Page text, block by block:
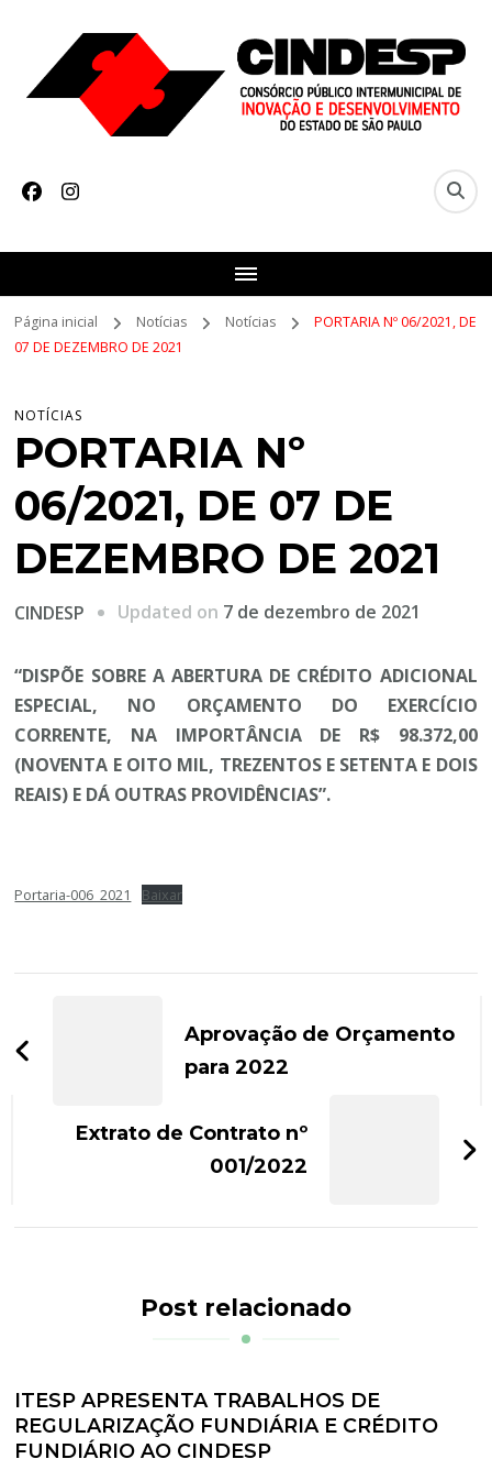
CINDESP
Paulo
Página inicial Notícias Notícias
PORTARIA Nº 06/2021, DE
07 DE DEZEMBRO DE 2021
NOTÍCIAS
PORTARIA Nº
06/2021, DE 07 DE
DEZEMBRO DE 2021
CINDESP Updated on 7 de dezembro de 2021
“DISPÕE SOBRE A ABERTURA DE CRÉDITO ADICIONAL
ESPECIAL, NO ORÇAMENTO DO EXERCÍCIO
CORRENTE, NA IMPORTÂNCIA DE R$ 98.372,00
(NOVENTA E OITO MIL, TREZENTOS E SETENTA E DOIS
REAIS) E DÁ OUTRAS PROVIDÊNCIAS”.
Portaria-006_2021 Baixar
de
post
Aprovação de Orçamento
para 2022
Extrato de Contrato nº
001/2022
Post relacionado
ITESP APRESENTA TRABALHOS DE
REGULARIZAÇÃO FUNDIÁRIA E CRÉDITO
FUNDIÁRIO AO CINDESP